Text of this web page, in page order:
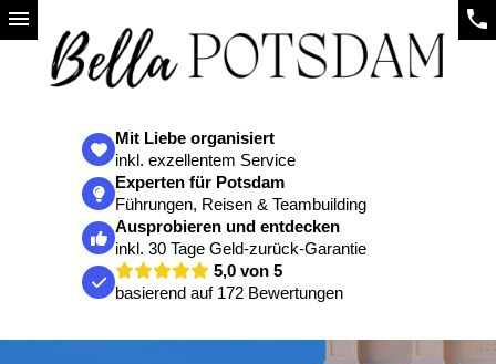
menu phone
Mit Liebe organisiert
inkl. exzellentem Service
Experten für Potsdam
Führungen, Reisen & Teambuilding
Ausprobieren und entdecken
inkl. 30 Tage Geld-zurück-Garantie
5,0 von 5
basierend auf 172 Bewertungen